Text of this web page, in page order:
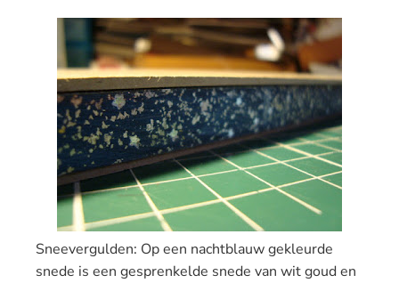
Sneevergulden: Op een nachtblauw gekleurde
snede is een gesprenkelde snede van wit goud en